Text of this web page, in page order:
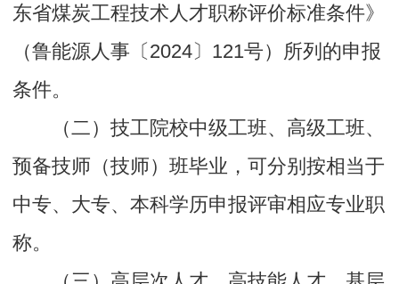
东省煤炭工程技术人才职称评价标准条件》
（鲁能源人事〔2024〕121号）所列的申报
条件。
（二）技工院校中级工班、高级工班、
预备技师（技师）班毕业，可分别按相当于
中专、大专、本科学历申报评审相应专业职
称。